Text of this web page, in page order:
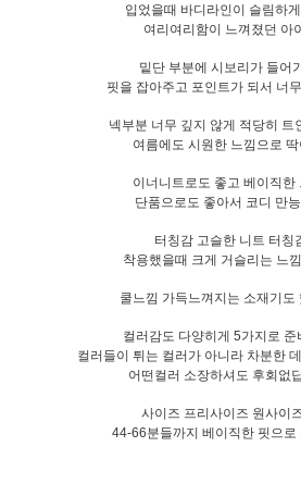
입었을때 바디라인이 슬림하
여리여리함이 느껴졌던 아
밑단 부분에 시보리가 들어
핏을 잡아주고 포인트가 되서 너
넥부분 너무 깊지 않게 적당히 트
여름에도 시원한 느낌으로
이너니트로도 좋고 베이직한
단품으로도 좋아서 코디 만
터칭감 고슬한 니트 터칭
착용했을때 크게 거슬리는 느
쿨느낌 가득느껴지는 소재기도
컬러감도 다양히게 5가지로 준
컬러들이 튀는 컬러가 아니라 차분한
어떤컬러 소장하셔도 후회없
사이즈 프리사이즈 원사이
44-66분들까지 베이직한 핏으로